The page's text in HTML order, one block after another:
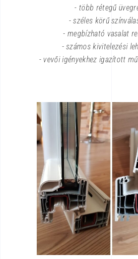
- több rétegű
- széles körű
- megbízható vasalat
- számos kivitelezési
- vevői igényekhez igazított